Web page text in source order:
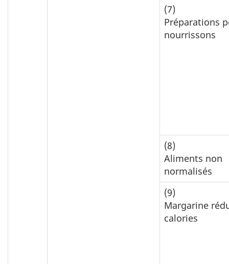
(7)
Préparations
nourrissons
(8)
Aliments non
normalisés
(9)
Margarine
calories